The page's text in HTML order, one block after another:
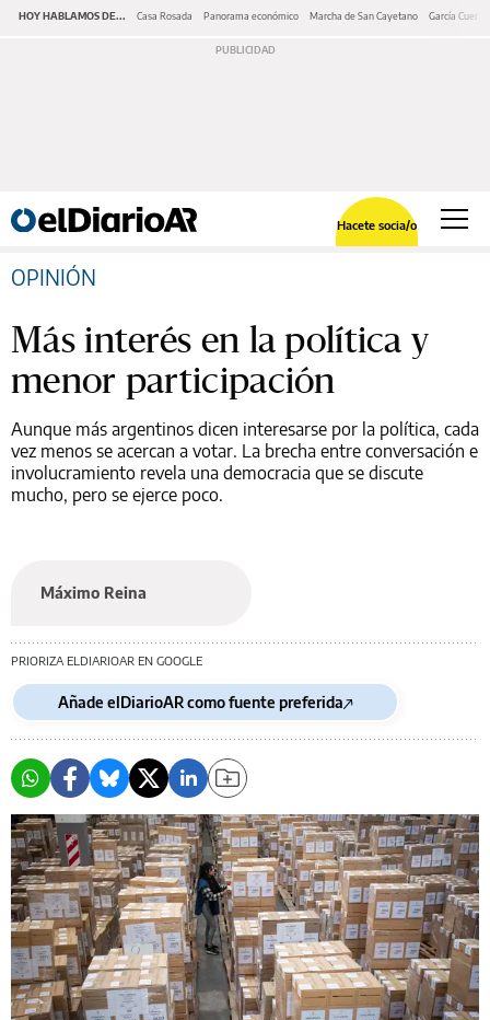
HOY HABLAMOS DE... Casa Rosada Panorama económico Marcha de San Cayetano García Cuerva
Hacete socia/o
OPINIÓN
Más interés en la política y
menor participación
Aunque más argentinos dicen interesarse por la política, cada
vez menos se acercan a votar. La brecha entre conversación e
involucramiento revela una democracia que se discute
mucho, pero se ejerce poco.
Máximo Reina
PRIORIZA ELDIARIOAR EN GOOGLE
Añade elDiarioAR como fuente preferida